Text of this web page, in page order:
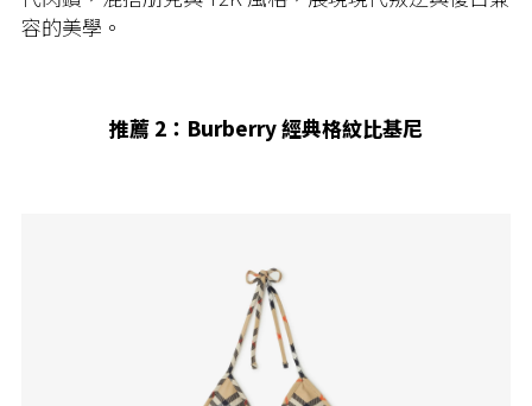
容的美學。
推薦 2：Burberry 經典格紋比基尼